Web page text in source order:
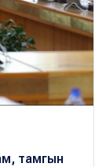
тамгын